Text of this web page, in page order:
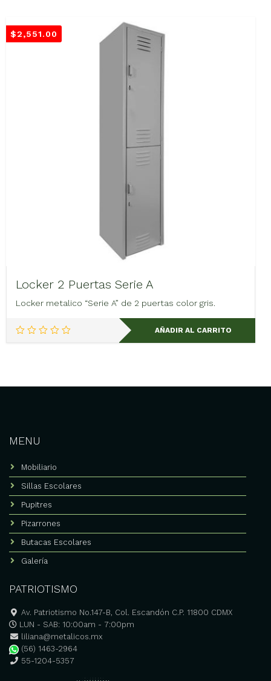
$2,551.00
Locker 2 Puertas Serie A
Locker metalico “Serie A” de 2 puertas color gris.
AÑADIR AL CARRITO
MENU
Mobiliario
Sillas Escolares
Pupitres
Pizarrones
Butacas Escolares
Galería
PATRIOTISMO
Av. Patriotismo No.147-B, Col. Escandón C.P. 11800 CDMX
LUN - SAB: 10:00am - 7:00pm
liliana@metalicos.mx
(56) 1463-2964
55-1204-5357